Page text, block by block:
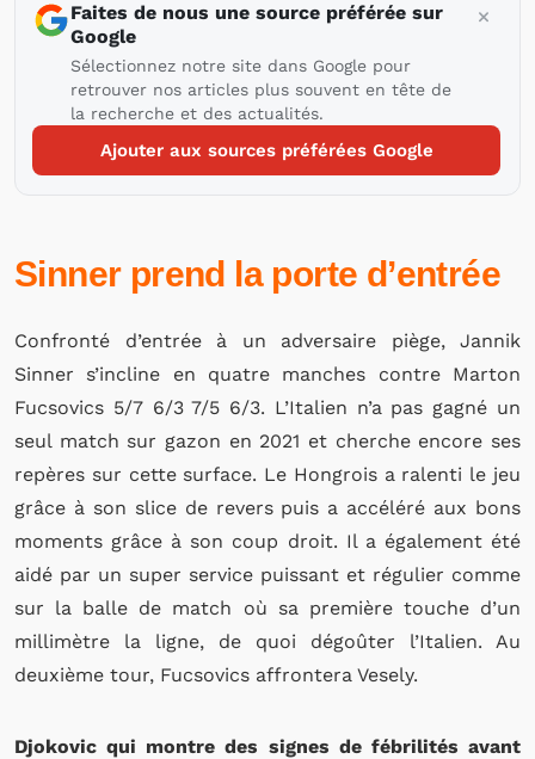
Faites de nous une source préférée sur
Google
Sélectionnez notre site dans Google pour
retrouver nos articles plus souvent en tête de
la recherche et des actualités.
Ajouter aux sources préférées Google
Sinner prend la porte d’entrée
Confronté d’entrée à un adversaire piège, Jannik
Sinner s’incline en quatre manches contre Marton
Fucsovics 5/7 6/3 7/5 6/3. L’Italien n’a pas gagné un
seul match sur gazon en 2021 et cherche encore ses
repères sur cette surface. Le Hongrois a ralenti le jeu
grâce à son slice de revers puis a accéléré aux bons
moments grâce à son coup droit. Il a également été
aidé par un super service puissant et régulier comme
sur la balle de match où sa première touche d’un
millimètre la ligne, de quoi dégoûter l’Italien. Au
deuxième tour, Fucsovics affrontera Vesely.
Djokovic qui montre des signes de fébrilités avant